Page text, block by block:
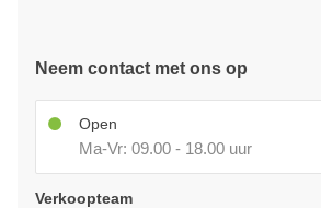
Neem contact met ons op
Open
Ma-Vr: 09.00 - 18.00 uur
Verkoopteam